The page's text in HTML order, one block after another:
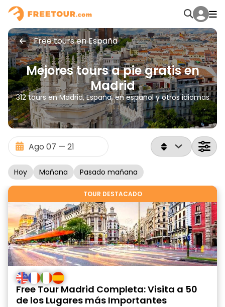
Free tours en España
Mejores tours a pie gratis en
Madrid
312 tours en Madrid, España, en español y otros idiomas
Hoy Mañana Pasado mañana
TOUR DESTACADO
Free Tour Madrid Completa: Visita a 50
de los Lugares más Importantes